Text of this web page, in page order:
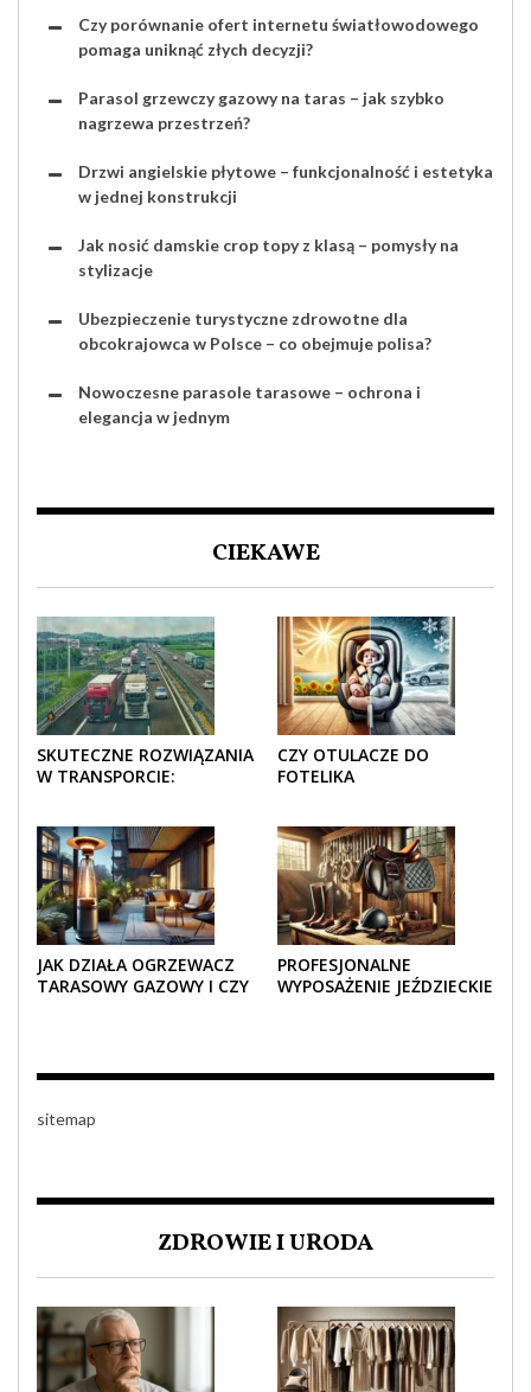
Czy porównanie ofert internetu światłowodowego
pomaga uniknąć złych decyzji?
Parasol grzewczy gazowy na taras – jak szybko
nagrzewa przestrzeń?
Drzwi angielskie płytowe – funkcjonalność i estetyka
w jednej konstrukcji
Jak nosić damskie crop topy z klasą – pomysły na
stylizacje
Ubezpieczenie turystyczne zdrowotne dla
obcokrajowca w Polsce – co obejmuje polisa?
Nowoczesne parasole tarasowe – ochrona i
elegancja w jednym
CIEKAWE
SKUTECZNE ROZWIĄZANIA
W TRANSPORCIE:
CZY OTULACZE DO
FOTELIKA
ZIMĄ?
JAK DZIAŁA OGRZEWACZ
TARASOWY GAZOWY I CZY
PROFESJONALNE
WYPOSAŻENIE JEŹDZIECKIE
sitemap
ZDROWIE I URODA